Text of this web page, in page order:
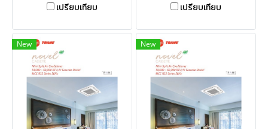
เปรียบเทียบ
เปรียบเทียบ
New New